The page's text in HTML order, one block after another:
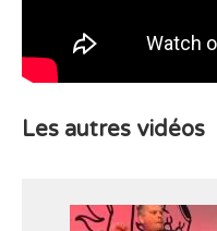
Les autres vidéos